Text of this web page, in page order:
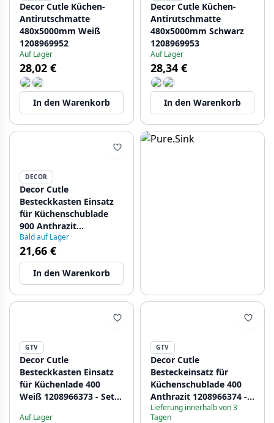
Decor Cutle Küchen-
Antirutschmatte
480x5000mm Weiß
1208969952
Auf Lager
28,02 €
In den Warenkorb
Decor Cutle Küchen-
Antirutschmatte
480x5000mm Schwarz
1208969953
Auf Lager
28,34 €
In den Warenkorb
DECOR
Decor Cutle
Besteckkasten Einsatz
für Küchenschublade
900 Anthrazit
1208966382
Bald auf Lager
21,66 €
In den Warenkorb
GTV
Decor Cutle
Besteckkasten Einsatz
für Küchenlade 400
Weiß 1208966373 - Set
Auf Lager
GTV
Decor Cutle
Besteckeinsatz für
Küchenschublade 400
Anthrazit 1208966374 -
Set mit 2
Lieferung innerhalb von 3
Tagen